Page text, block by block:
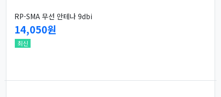
RP-SMA 무선 안테나 9dbi
14,050원
최신